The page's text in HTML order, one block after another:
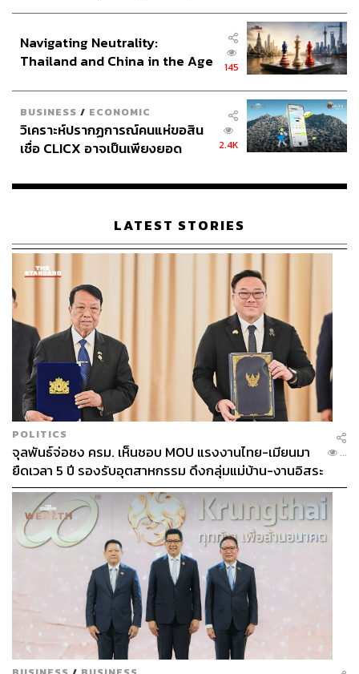
Navigating Neutrality:
Thailand and China in the Age
145
BUSINESS / ECONOMIC
วิเคราะห์ปรากฏการณ์คนแห่ขอสิน
เชื่อ CLICX อาจเป็นเพียงยอด
เรือนไทยที่ถูกซุกไว้
2.4K
LATEST STORIES
POLITICS
จุลพันธ์จ่อชง ครม. เห็นชอบ MOU แรงงานไทย-เมียนมา
ยืดเวลา 5 ปี รองรับอุตสาหกรรม ดึงกลุ่มแม่บ้าน-งานอิสระ
เข้าสู่ระบบประกันสังคม
...